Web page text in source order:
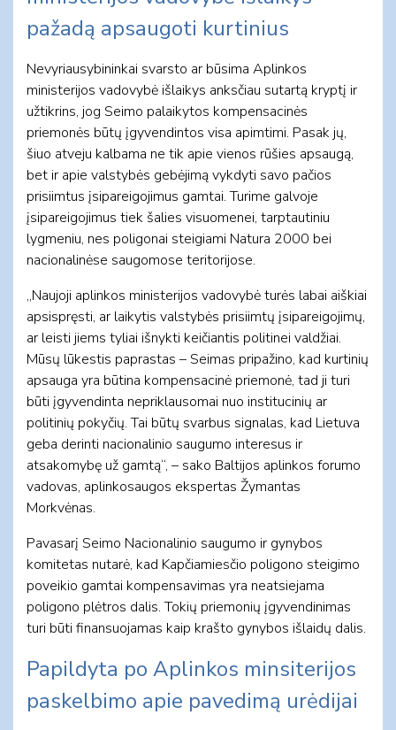
pažadą apsaugoti kurtinius
Nevyriausybininkai svarsto ar būsima Aplinkos
ministerijos vadovybė išlaikys anksčiau sutartą kryptį ir
užtikrins, jog Seimo palaikytos kompensacinės
priemonės būtų įgyvendintos visa apimtimi. Pasak jų,
šiuo atveju kalbama ne tik apie vienos rūšies apsaugą,
bet ir apie valstybės gebėjimą vykdyti savo pačios
prisiimtus įsipareigojimus gamtai. Turime galvoje
įsipareigojimus tiek šalies visuomenei, tarptautiniu
lygmeniu, nes poligonai steigiami Natura 2000 bei
nacionalinėse saugomose teritorijose.
„Naujoji aplinkos ministerijos vadovybė turės labai aiškiai
apsispręsti, ar laikytis valstybės prisiimtų įsipareigojimų,
ar leisti jiems tyliai išnykti keičiantis politinei valdžiai.
Mūsų lūkestis paprastas – Seimas pripažino, kad kurtinių
apsauga yra būtina kompensacinė priemonė, tad ji turi
būti įgyvendinta nepriklausomai nuo institucinių ar
politinių pokyčių. Tai būtų svarbus signalas, kad Lietuva
geba derinti nacionalinio saugumo interesus ir
atsakomybę už gamtą“, – sako Baltijos aplinkos forumo
vadovas, aplinkosaugos ekspertas Žymantas
Morkvėnas.
Pavasarį Seimo Nacionalinio saugumo ir gynybos
komitetas nutarė, kad Kapčiamiesčio poligono steigimo
poveikio gamtai kompensavimas yra neatsiejama
poligono plėtros dalis. Tokių priemonių įgyvendinimas
turi būti finansuojamas kaip krašto gynybos išlaidų dalis.
Papildyta po Aplinkos minsiterijos
paskelbimo apie pavedimą urėdijai